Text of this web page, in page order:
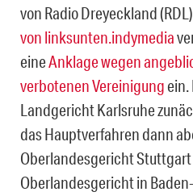
von Radio Dreyeckland
von linksunten.indymedia
eineAnklage wegen
verbotenen Vereinigungein.
Landgericht Karlsruhe
das Hauptverfahren dann
Oberlandesgericht
Oberlandesgericht in